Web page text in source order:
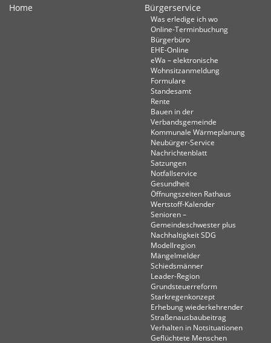
Home Bürgerservice
Was erledige ich wo
Online-Terminbuchung
Bürgerbüro
EHE-Online
eWa – elektronische
Wohnsitzanmeldung
Formulare
Standesamt
Rente
Bauen in der
Verbandsgemeinde
Kommunale Wärmeplanung
Neubürger-Service
Nachrichtenblatt
Satzungen
Notfallservice
Gesundheit
Öffnungszeiten Rathaus
Wertstoff-Kalender
Senioren –
Gemeindeschwester plus
Nachhaltigkeit SDG
Modellregion
Mängelmelder
Schiedsmänner
Leader-Region
Grundsteuerreform
Starkregenkonzept
Erhebung wiederkehrender
Straßenausbaubeitrag
Verhalten in Not­situationen
Geflüchtete Menschen